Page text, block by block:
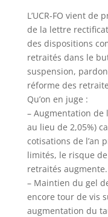
L’UCR-FO vient
de la lettre
des dispositions
retraités dans le
suspension,
réforme des
Qu’on en juge :
– Augmentation de
au lieu de 2,05%)
cotisations de l’an
limités, le risque
retraités augmente.
– Maintien du gel
encore tour de vis
augmentation du